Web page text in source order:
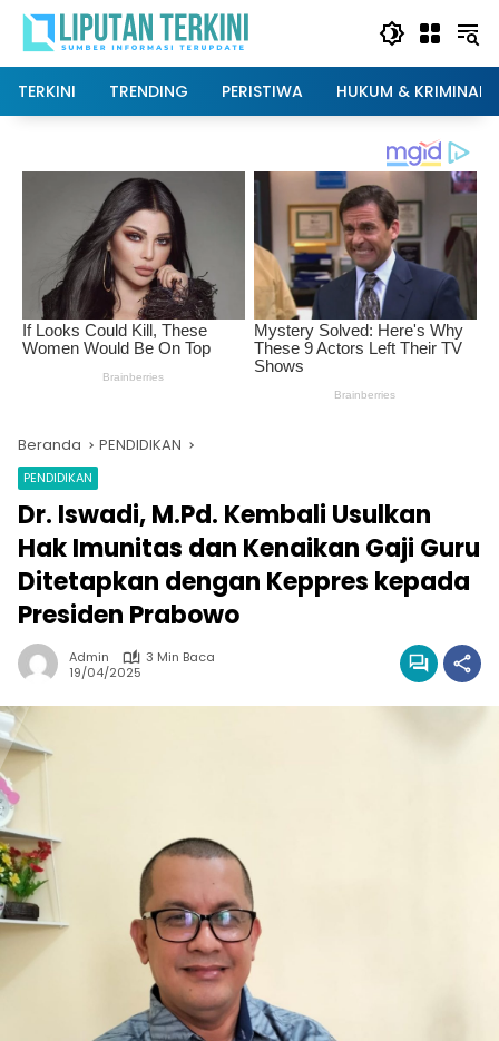
Langsung
konten
TERKINI
TRENDING PERISTIWA HUKUM & KRIMINAL
Beranda PENDIDIKAN
PENDIDIKAN
Dr. Iswadi, M.Pd. Kembali Usulkan
Hak Imunitas dan Kenaikan Gaji Guru
Ditetapkan dengan Keppres kepada
Presiden Prabowo
Admin
3 Min Baca
19/04/2025